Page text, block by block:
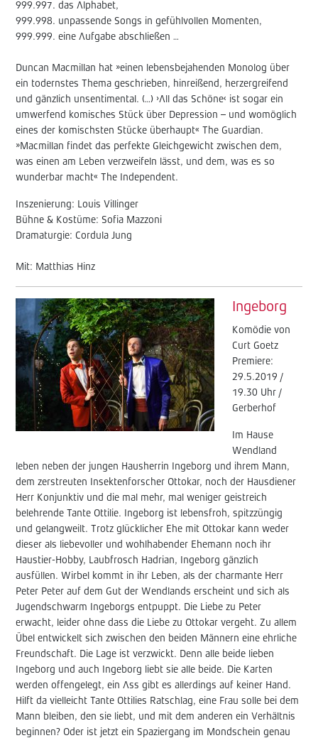
999.997. das Alphabet,
999.998. unpassende Songs in gefühlvollen Momenten,
999.999. eine Aufgabe abschließen …
Duncan Macmillan hat »einen lebensbejahenden Monolog über
ein todernstes Thema geschrieben, hinreißend, herzergreifend
und gänzlich unsentimental. (…) ›All das Schöne‹ ist sogar ein
umwerfend komisches Stück über Depression – und womöglich
eines der komischsten Stücke überhaupt« The Guardian.
»Macmillan findet das perfekte Gleichgewicht zwischen dem,
was einen am Leben verzweifeln lässt, und dem, was es so
wunderbar macht« The Independent.
Inszenierung: Louis Villinger
Bühne & Kostüme: Sofia Mazzoni
Dramaturgie: Cordula Jung
Mit: Matthias Hinz
Ingeborg
Komödie von
Curt Goetz
Premiere:
29.5.2019 /
19.30 Uhr /
Gerberhof
Im Hause
Wendland
leben neben der jungen Hausherrin Ingeborg und ihrem Mann,
dem zerstreuten Insektenforscher Ottokar, noch der Hausdiener
Herr Konjunktiv und die mal mehr, mal weniger geistreich
belehrende Tante Ottilie. Ingeborg ist lebensfroh, spitzzüngig
und gelangweilt. Trotz glücklicher Ehe mit Ottokar kann weder
dieser als liebevoller und wohlhabender Ehemann noch ihr
Haustier-Hobby, Laubfrosch Hadrian, Ingeborg gänzlich
ausfüllen. Wirbel kommt in ihr Leben, als der charmante Herr
Peter Peter auf dem Gut der Wendlands erscheint und sich als
Jugendschwarm Ingeborgs entpuppt. Die Liebe zu Peter
erwacht, leider ohne dass die Liebe zu Ottokar vergeht. Zu allem
Übel entwickelt sich zwischen den beiden Männern eine ehrliche
Freundschaft. Die Lage ist verzwickt. Denn alle beide lieben
Ingeborg und auch Ingeborg liebt sie alle beide. Die Karten
werden offengelegt, ein Ass gibt es allerdings auf keiner Hand.
Hilft da vielleicht Tante Ottilies Ratschlag, eine Frau solle bei dem
Mann bleiben, den sie liebt, und mit dem anderen ein Verhältnis
beginnen? Oder ist jetzt ein Spaziergang im Mondschein genau